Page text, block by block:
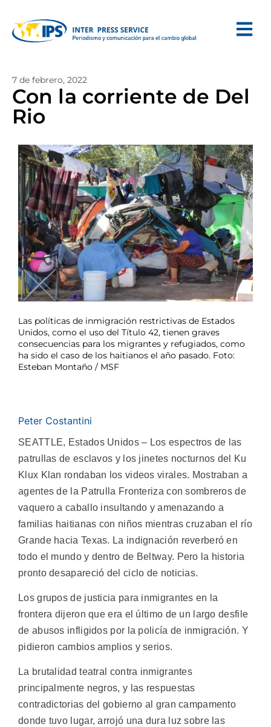
7 de febrero, 2022
Con la corriente de Del
Rio
Las políticas de inmigración restrictivas de Estados
Unidos, como el uso del Título 42, tienen graves
consecuencias para los migrantes y refugiados, como
ha sido el caso de los haitianos el año pasado. Foto:
Esteban Montaño / MSF
Peter Costantini
SEATTLE, Estados Unidos – Los espectros de las
patrullas de esclavos y los jinetes nocturnos del Ku
Klux Klan rondaban los videos virales. Mostraban a
agentes de la Patrulla Fronteriza con sombreros de
vaquero a caballo insultando y amenazando a
familias haitianas con niños mientras cruzaban el río
Grande hacia Texas. La indignación reverberó en
todo el mundo y dentro de Beltway. Pero la historia
pronto desapareció del ciclo de noticias.
Los grupos de justicia para inmigrantes en la
frontera dijeron que era el último de un largo desfile
de abusos infligidos por la policía de inmigración. Y
pidieron cambios amplios y serios.
La brutalidad teatral contra inmigrantes
principalmente negros, y las respuestas
contradictorias del gobierno al gran campamento
donde tuvo lugar, arrojó una dura luz sobre las